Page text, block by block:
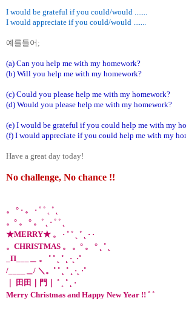
I would be grateful if you could/would .......
I would appreciate if you could/would .......
예를들어;
(a) Can you help me with my homework?
(b) Will you help me with my homework?
(c) Could you please help me with my homework?
(d) Would you please help me with my homework?
(e) I would be grateful if you could help me with my
(f) I would appreciate if you could help me with my
Have a great day today!
No challenge, No chance !!
。 ° · 。 · ˚ ˚ ˛ ˚ ˛
。° 。 ° 。˚ ˛ · ˚ ˚ ˛
★MERRY★ 。 · ˚ ˚ ˛ ˚ ˛ · ·
。CHRISTMAS 。 。° 。 ° ˛ ˚ ˛
_Π___＿ 。 ˚ ˚ ˛ ˚ ˛ ·˛ ·˚
/____＿/ ＼。˚ ˚ ˛ ˚ ˛ ·˛ ·˚
｜ 田田｜門｜ ˚ ˛ ˚ ˛ ·
Merry Christmas and Happy New Year !! ˚ ˚